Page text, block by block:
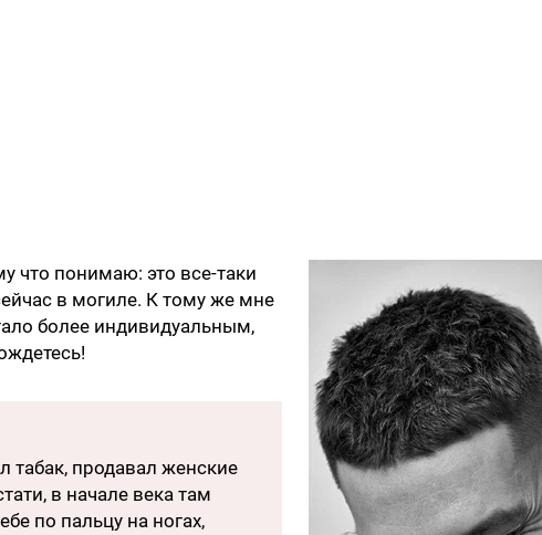
что понимаю: это все-таки
в могиле. К тому же мне
более индивидуальным,
табак, продавал женские
в начале века там
по пальцу на ногах,